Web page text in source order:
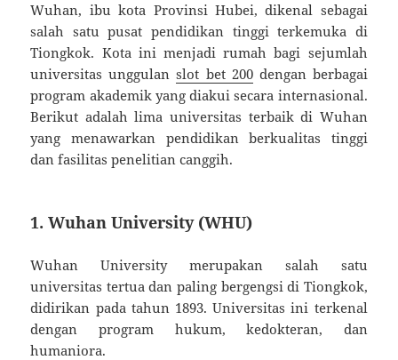
Wuhan, ibu kota Provinsi Hubei, dikenal sebagai
salah satu pusat pendidikan tinggi terkemuka di
Tiongkok. Kota ini menjadi rumah bagi sejumlah
universitas unggulanslot bet 200dengan berbagai
program akademik yang diakui secara internasional.
Berikut adalah lima universitas terbaik di Wuhan
yang menawarkan pendidikan berkualitas tinggi
dan fasilitas penelitian canggih.
1.Wuhan University (WHU)
Wuhan University merupakan salah satu
universitas tertua dan paling bergengsi di Tiongkok,
didirikan pada tahun 1893. Universitas ini terkenal
dengan program hukum, kedokteran, dan
humaniora.